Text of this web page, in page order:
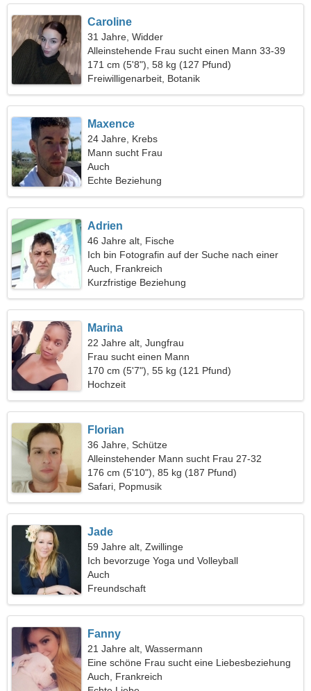
Caroline
31 Jahre, Widder
Alleinstehende Frau sucht einen Mann 33-39
171 cm (5'8"), 58 kg (127 Pfund)
Freiwilligenarbeit, Botanik
Maxence
24 Jahre, Krebs
Mann sucht Frau
Auch
Echte Beziehung
Adrien
46 Jahre alt, Fische
Ich bin Fotografin auf der Suche nach einer
charmanten Frau
Auch, Frankreich
Kurzfristige Beziehung
Marina
22 Jahre alt, Jungfrau
Frau sucht einen Mann
170 cm (5'7"), 55 kg (121 Pfund)
Hochzeit
Florian
36 Jahre, Schütze
Alleinstehender Mann sucht Frau 27-32
176 cm (5'10"), 85 kg (187 Pfund)
Safari, Popmusik
Jade
59 Jahre alt, Zwillinge
Ich bevorzuge Yoga und Volleyball
Auch
Freundschaft
Fanny
21 Jahre alt, Wassermann
Eine schöne Frau sucht eine Liebesbeziehung
Auch, Frankreich